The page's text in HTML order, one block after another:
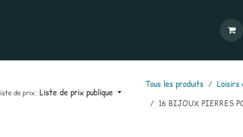
Contactez-nous
de prix: Liste de prix publique
Tous les produits
Loisirs
16 BIJOUX PIERRES